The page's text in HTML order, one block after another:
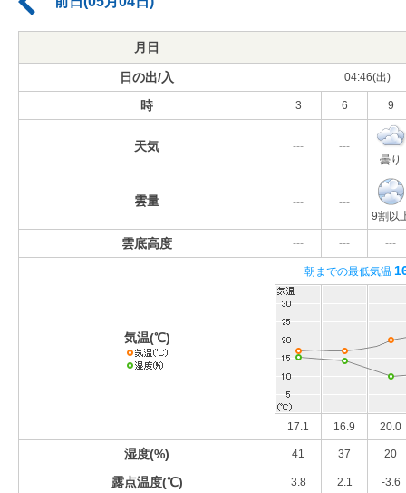
月日
日の出/入 04:46(出)
時 3 6 9
天気 ---
---
曇り
雲量 ---
---
9割以
雲底高度 --- --- ---
気温(℃)
朝までの最低気温
17.1 16.9 20.0
湿度(%) 41 37 20
露点温度(℃) 3.8 2.1 -3.6